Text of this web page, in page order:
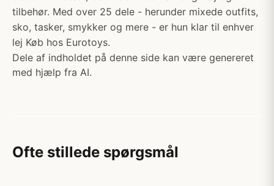
tilbehør. Med over 25 dele - herunder mixede outfits,
sko, tasker, smykker og mere - er hun klar til enhver
lej Køb hos Eurotoys.
Dele af indholdet på denne side kan være genereret
med hjælp fra AI.
Ofte stillede spørgsmål